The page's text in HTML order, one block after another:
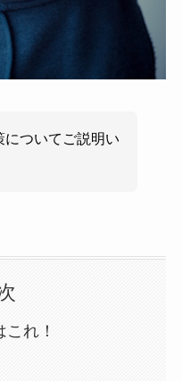
ついてご説明い
れ！